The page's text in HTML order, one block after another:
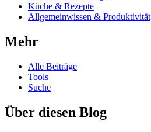
Küche & Rezepte
Allgemeinwissen & Produktivität
Mehr
Alle Beiträge
Tools
Suche
Über diesen Blog